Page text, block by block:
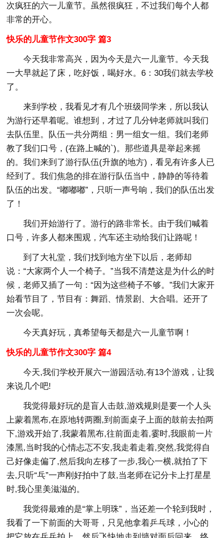
次疯狂的六一儿童节。虽然很疯狂，不过我们每个人都
非常的开心。
快乐的儿童节作文300字 篇3
今天我非常高兴，因为今天是六一儿童节。今天我
一大早就起了床，吃好饭，喝好水。6：30我们就去学校
了。
来到学校，我看见才有几个班级同学来，所以我认
为游行还早着呢。谁想到，才过了几分钟老师就叫我们
去队伍里。队伍一共分两组：男一组女一组。我们老师
教了我们口号，(在路上喊的`)。那些道具是举起来摇
的。我们来到了游行队伍(升旗的地方)，看见有许多人已
经到了。我们焦急的排在游行队伍当中，静静的等待着
队伍的出发。“嘟嘟嘟”，只听一声号响，我们的队伍出发
了！
我们开始游行了。游行的路非常长。由于我们喊着
口号，许多人都来围观，汽车还主动给我们让路呢！
到了大礼堂，我们找到地方坐下以后，老师却
说：“大家两个人一个椅子。”当我不清楚这是为什么的时
候，老师又插了一句：“因为这些椅子不够。”我们大家开
始看节目了，节目有：舞蹈、情景剧、大合唱。还开了
一次会呢。
今天真好玩，真希望每天都是六一儿童节啊！
快乐的儿童节作文300字 篇4
今天,我们学校开展六一游园活动,有13个游戏，让我
来说几个吧!
我觉得最好玩的是盲人击鼓,游戏规则是要一个人头
上蒙着黑布,在原地转两圈,到前面桌子上面的鼓前去拍两
下,游戏开始了,我蒙着黑布,往前面走着,霎时,我眼前一片
漆黑,当时我的心情忐忑不安,我走着走着,突然,我觉得自
己好像走偏了,然后我向左移了一步,我心一横,就拍了下
去,只听“乓”一声刚好拍中了鼓,当老师在记分卡上打星星
时,我心里美滋滋的。
我觉得最难的是“掌上明珠”，当还差一个轮到我时，
我看了一下前面的大哥哥，只见他拿着乒乓球，小心的